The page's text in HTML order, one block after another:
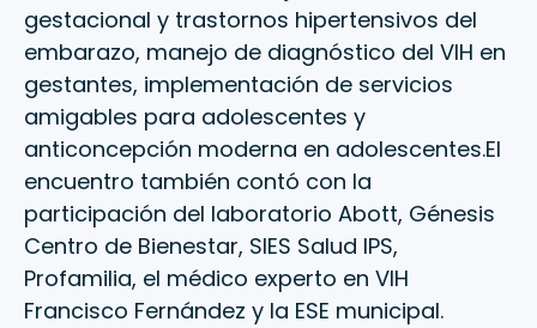
gestacional y trastornos hipertensivos del
embarazo, manejo de diagnóstico del VIH en
gestantes, implementación de servicios
amigables para adolescentes y
anticoncepción moderna en adolescentes.El
encuentro también contó con la
participación del laboratorio Abott, Génesis
Centro de Bienestar, SIES Salud IPS,
Profamilia, el médico experto en VIH
Francisco Fernández y la ESE municipal.